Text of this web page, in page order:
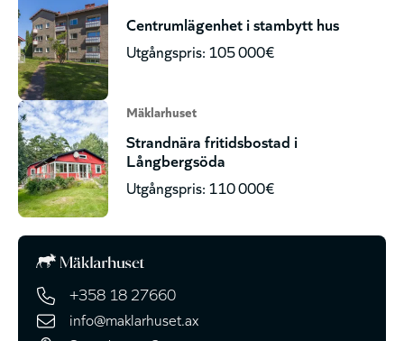
Centrumlägenhet i stambytt hus
Utgångspris: 105 000€
Mäklarhuset
Strandnära fritidsbostad i
Långbergsöda
Utgångspris: 110 000€
+358 18 27660
info@maklarhuset.ax